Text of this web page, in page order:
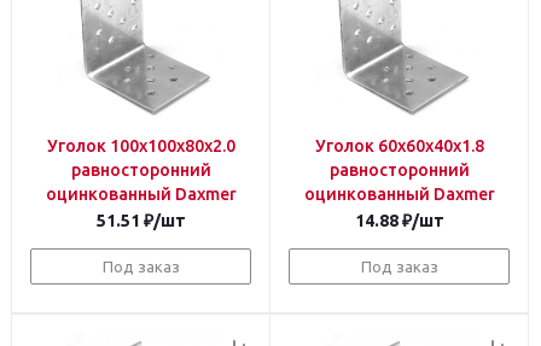
Уголок 100х100х80х2.0
равносторонний
оцинкованный Daxmer
51.51 ₽/шт
Под заказ
Уголок 60х60х40х1.8
равносторонний
оцинкованный Daxmer
14.88₽/шт
Под заказ